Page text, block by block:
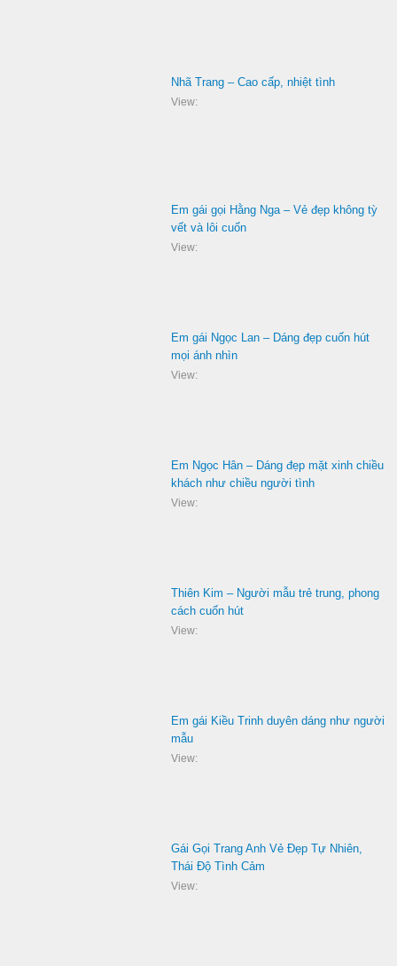
Nhã Trang – Cao cấp, nhiệt tình
View:
Em gái gọi Hằng Nga – Vẻ đẹp không tỳ
vết và lôi cuốn
View:
Em gái Ngọc Lan – Dáng đẹp cuốn hút
mọi ánh nhìn
View:
Em Ngọc Hân – Dáng đẹp mặt xinh chiều
khách như chiều người tình
View:
Thiên Kim – Người mẫu trẻ trung, phong
cách cuốn hút
View:
Em gái Kiều Trinh duyên dáng như người
mẫu
View:
Gái Gọi Trang Anh Vẻ Đẹp Tự Nhiên,
Thái Độ Tình Cảm
View: